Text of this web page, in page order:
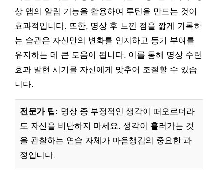
상 앱의 알림 기능을 활용하여 루틴을 만드는 것이
효과적입니다. 또한, 명상 후 느낀 점을 짧게 기록하
는 습관은 자신만의 변화를 인지하고 동기 부여를
유지하는 데 큰 도움이 됩니다. 이를 통해 명상 수련
효과 발현 시기를 자신에게 맞추어 조절할 수 있습
니다.
전문가 팁: 명상 중 부정적인 생각이 떠오르더라
도 자신을 비난하지 마세요. 생각이 흘러가는 것
을 관찰하는 연습 자체가 마음챙김의 중요한 과
정입니다.